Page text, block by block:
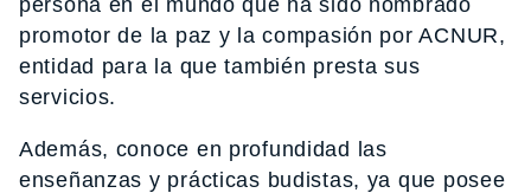
promotor de la paz y la compasión por ACNUR,
entidad para la que también presta sus
servicios.
Además, conoce en profundidad las
enseñanzas y prácticas budistas, ya que posee